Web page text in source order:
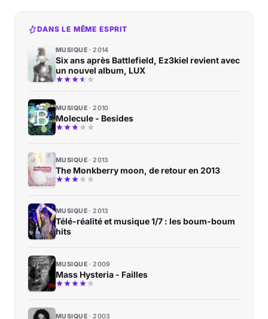
DANS LE MÊME ESPRIT
MUSIQUE 2014
Six ans après Battlefield, Ez3kiel revient avec
un nouvel album, LUX
MUSIQUE 2010
Molecule - Besides
MUSIQUE 2013
The Monkberry moon, de retour en 2013
MUSIQUE 2013
Télé-réalité et musique 1/7 : les boum-boum
hits
MUSIQUE 2009
Mass Hysteria - Failles
MUSIQUE 2003